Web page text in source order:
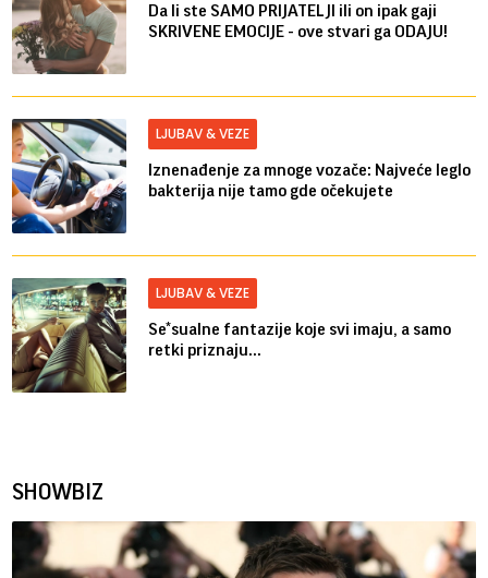
Da li ste SAMO PRIJATELJI ili on ipak gaji
SKRIVENE EMOCIJE - ove stvari ga ODAJU!
LJUBAV & VEZE
Iznenađenje za mnoge vozače: Najveće leglo
bakterija nije tamo gde očekujete
LJUBAV & VEZE
Se*sualne fantazije koje svi imaju, a samo
retki priznaju...
SHOWBIZ